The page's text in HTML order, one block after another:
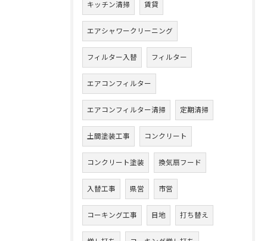
キッチン清掃 賃貸
エアシャワークリーニング
フィルター入替 フィルター
エアコンフィルター
エアコンフィルター清掃 定期清掃
土間塗装工事 コンクリート
コンクリート塗装 換気扇フード
入替工事 県営 市営
コーキング工事 目地 打ち替え